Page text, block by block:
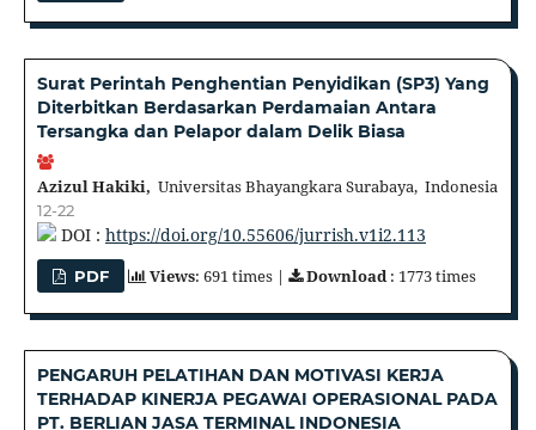
Surat Perintah Penghentian Penyidikan (SP3) Yang
Diterbitkan Berdasarkan Perdamaian Antara
Tersangka dan Pelapor dalam Delik Biasa
Azizul Hakiki, Universitas Bhayangkara Surabaya, Indonesia
12-22
DOI : https://doi.org/10.55606/jurrish.v1i2.113
PDF Views: 691 times | Download: 1773 times
PENGARUH PELATIHAN DAN MOTIVASI KERJA
TERHADAP KINERJA PEGAWAI OPERASIONAL PADA
PT. BERLIAN JASA TERMINAL INDONESIA